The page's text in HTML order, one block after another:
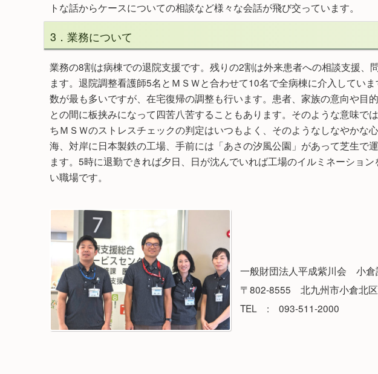
トな話からケースについての相談など様々な会話が飛び交っています。
3．業務について
業務の8割は病棟での退院支援です。残りの2割は外来患者への相談支援
ます。退院調整看護師5名とＭＳＷと合わせて10名で全病棟に介入してい
数が最も多いですが、在宅復帰の調整も行います。患者、家族の意向や
との間に板挟みになって四苦八苦することもあります。そのような意味
ちＭＳＷのストレスチェックの判定はいつもよく、そのようなしなやか
海、対岸に日本製鉄の工場、手前には「あさの汐風公園」があって芝生
ます。5時に退勤できれば夕日、日が沈んでいれば工場のイルミネーショ
い職場です。
一般財団法人平成紫川会 小倉
〒802-8555 北九州市小倉北区
TEL : 093-511-2000